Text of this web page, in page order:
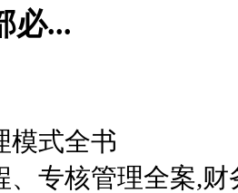
必...
模式全书
、专核管理全案,